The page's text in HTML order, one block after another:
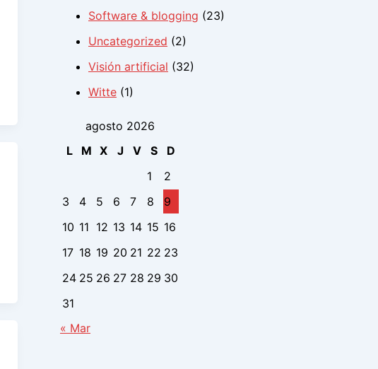
Software & blogging (23)
Uncategorized (2)
Visión artificial (32)
Witte (1)
agosto 2026
L
M X J V S
D
1
2
3
4 5 6 7 8
9
10 11 12 13 14 15 16
17 18 19 20 21 22 23
24 25 26 27 28 29 30
31
« Mar